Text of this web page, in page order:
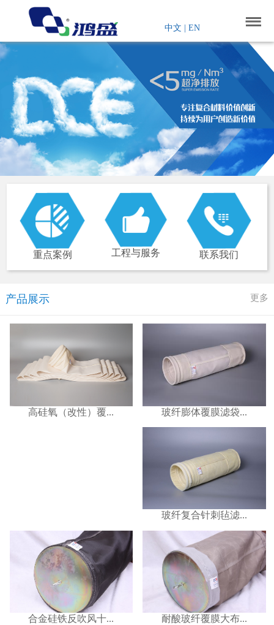
中文 | EN
重点案例 工程与服务 联系我们
产品展示 更多
高硅氧（改性）覆... 玻纤膨体覆膜滤袋...
玻纤复合针刺毡滤...
合金硅铁反吹风十... 耐酸玻纤覆膜大布...